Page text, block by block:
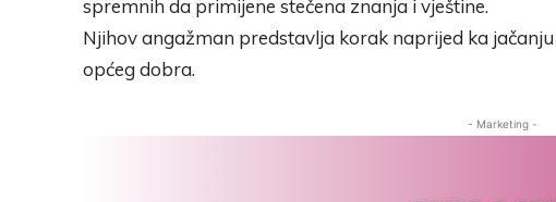
spremnih da primijene stečena znanja i vještine.
Njihov angažman predstavlja korak naprijed ka
općeg dobra.
- Marketing -